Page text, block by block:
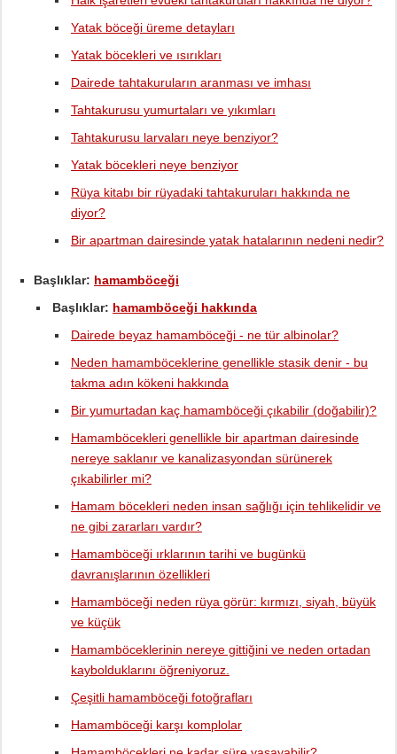
Yatak böceği üreme detayları
Yatak böcekleri ve ısırıkları
Dairede tahtakuruların aranması ve imhası
Tahtakurusu yumurtaları ve yıkımları
Tahtakurusu larvaları neye benziyor?
Yatak böcekleri neye benziyor
Rüya kitabı bir rüyadaki tahtakuruları hakkında ne
diyor?
Bir apartman dairesinde yatak hatalarının nedeni nedir?
Başlıklar: hamamböceği
Başlıklar: hamamböceği hakkında
Dairede beyaz hamamböceği - ne tür albinolar?
Neden hamamböceklerine genellikle stasik denir - bu
takma adın kökeni hakkında
Bir yumurtadan kaç hamamböceği çıkabilir (doğabilir)?
Hamamböcekleri genellikle bir apartman dairesinde
nereye saklanır ve kanalizasyondan sürünerek
çıkabilirler mi?
Hamam böcekleri neden insan sağlığı için tehlikelidir ve
ne gibi zararları vardır?
Hamamböceği ırklarının tarihi ve bugünkü
davranışlarının özellikleri
Hamamböceği neden rüya görür: kırmızı, siyah, büyük
ve küçük
Hamamböceklerinin nereye gittiğini ve neden ortadan
kaybolduklarını öğreniyoruz.
Çeşitli hamamböceği fotoğrafları
Hamamböceği karşı komplolar